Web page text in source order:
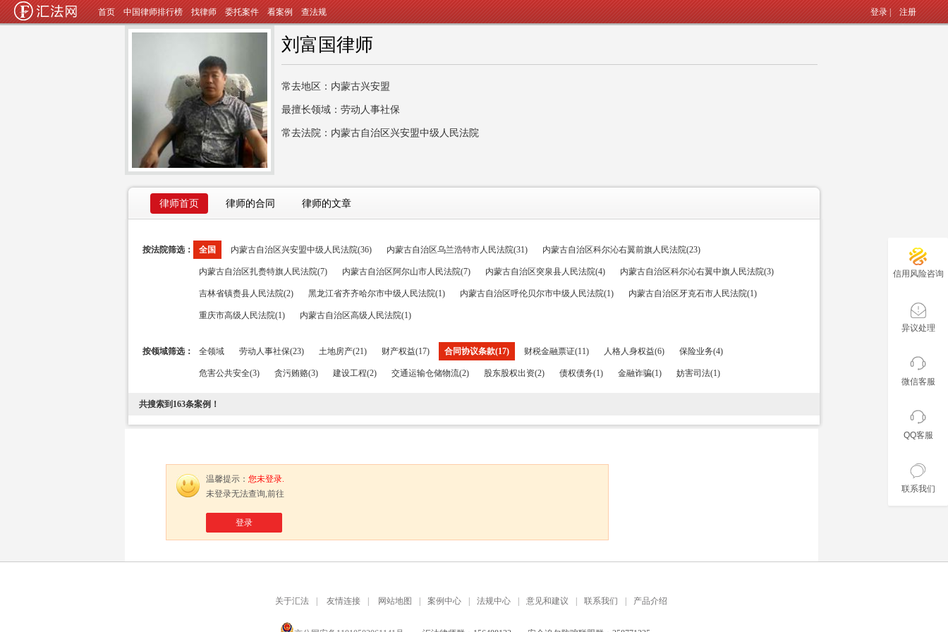
首页 中国律师排行榜 找律师 委托案件 看案例 查法规 登录| 注册
刘富国律师
常去地区：内蒙古兴安盟
最擅长领域：劳动人事社保
常去法院：内蒙古自治区兴安盟中级人民法院
律师首页 律师的合同 律师的文章
按法院筛选： 全国 内蒙古自治区兴安盟中级人民法院(36) 内蒙古自治区乌兰浩特市人民法院(31) 内蒙古自治区科尔沁右翼前旗人民法院(23)
内蒙古自治区扎赉特旗人民法院(7) 内蒙古自治区阿尔山市人民法院(7) 内蒙古自治区突泉县人民法院(4) 内蒙古自治区科尔沁右翼中旗人民法院(3)
吉林省镇赉县人民法院(2) 黑龙江省齐齐哈尔市中级人民法院(1) 内蒙古自治区呼伦贝尔市中级人民法院(1) 内蒙古自治区牙克石市人民法院(1)
重庆市高级人民法院(1) 内蒙古自治区高级人民法院(1)
按领域筛选： 全领域 劳动人事社保(23) 土地房产(21) 财产权益(17) 合同协议条款(17) 财税金融票证(11) 人格人身权益(6) 保险业务(4)
危害公共安全(3) 贪污贿赂(3) 建设工程(2) 交通运输仓储物流(2) 股东股权出资(2) 债权债务(1) 金融诈骗(1) 妨害司法(1)
共搜索到 163条案例！
温馨提示： 您未登录.
未登录无法查询,前往
登录
信用风险咨询
异议处理
微信客服
QQ客服
联系我们
关于汇法 友情连接 网站地图 案例中心 法规中心 意见和建议 联系我们 产品介绍